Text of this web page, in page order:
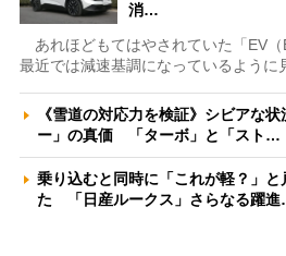
消…
あれほどもてはやされていた「EV（
最近では減速基調になっているように
《雪道の対応力を検証》シビアな
ー」の真価 「ターボ」と「スト…
乗り込むと同時に「これが軽？」
た 「日産ルークス」さらなる躍